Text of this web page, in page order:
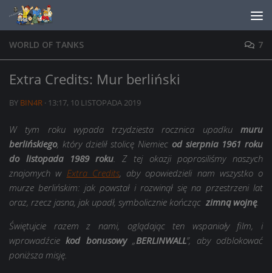
Skip to content
WORLD OF TANKS 7
Extra Credits: Mur berliński
BY BIN4R · 13:17, 10 LISTOPADA 2019
W tym roku wypada trzydziesta rocznica upadku muru
berlińskiego, który dzielił stolicę Niemiec od sierpnia 1961 roku
do listopada 1989 roku. Z tej okazji poprosiliśmy naszych
znajomych w Extra Credits, aby opowiedzieli nam wszystko o
murze berlińskim: jak powstał i rozwinął się na przestrzeni lat
oraz, rzecz jasna, jak upadł, symbolicznie kończąc zimną wojnę.
Świętujcie razem z nami, oglądając ten wspaniały film, i
wprowadźciekod bonusowy„BERLINWALL”, aby odblokować
poniższa misję.